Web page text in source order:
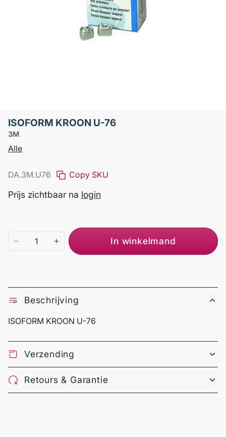
ISOFORM KROON U-76
3M
Alle
DA.3M.U76 Copy SKU
Prijs zichtbaar na login
In winkelmand
Beschrijving
ISOFORM KROON U-76
Verzending
Retours & Garantie